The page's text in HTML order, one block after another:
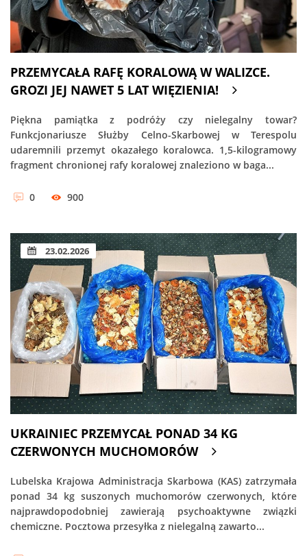
PRZEMYCAŁA RAFĘ KORALOWĄ W WALIZCE.
GROZI JEJ NAWET 5 LAT WIĘZIENIA!
Piękna pamiątka z podróży czy nielegalny towar?
Funkcjonariusze Służby Celno-Skarbowej w Terespolu
udaremnili przemyt okazałego koralowca. 1,5-kilogramowy
fragment chronionej rafy koralowej znaleziono w baga...
0 900
23.02.2026
UKRAINIEC PRZEMYCAŁ PONAD 34 KG
CZERWONYCH MUCHOMORÓW
Lubelska Krajowa Administracja Skarbowa (KAS) zatrzymała
ponad 34 kg suszonych muchomorów czerwonych, które
najprawdopodobniej zawierają psychoaktywne związki
chemiczne. Pocztowa przesyłka z nielegalną zawarto...